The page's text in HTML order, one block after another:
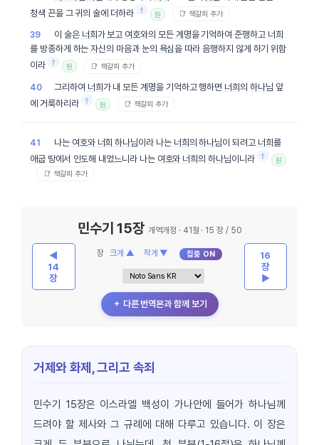
청색 끈을 그 귀의 술에 더하라 † 원 📑 책갈피 추가
39 이 술은 너희 가보고 여호와의 모든 계명을 기억하여 준행하고 너희
를 방종하게 하는자신의 마음과 눈의 욕심을 따라 음행하지 않게 하기 위함
이라 † 원 📑 책갈피 추가
40 그리하여 너희 가 내 모든계명을 기억하고 행하면 너희의 하나님 앞
에 거룩하리라 † 원 📑 책갈피 추가
41 나는 여호와 너희 하나님이라 나는 너희 의하나님이 되려고 너희 를
애굽땅에서 인도해 내었느니라 나는 여호와 너희의하나님이니라 † 원
📑 책갈피 추가
◀
14
장
민수기 15장개역개정 · 41절 · 15 장 / 50
장 크게 ▲ 작게 ▼ 집중 ON
＋ 다른 번역본과 함께 보기
16
장
▶
거제와 화제, 그리고 속죄
민수기 15장은 이스라엘 백성이 가나안에 들어가 하나님께
드려야 할 제사와 그 규례에 대해 다루고 있습니다. 이 장은